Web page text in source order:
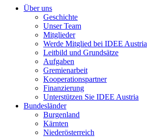
Über uns
Geschichte
Unser Team
Mitglieder
Werde Mitglied bei IDEE Austria
Leitbild und Grundsätze
Aufgaben
Gremienarbeit
Kooperationspartner
Finanzierung
Unterstützen Sie IDEE Austria
Bundesländer
Burgenland
Kärnten
Niederösterreich